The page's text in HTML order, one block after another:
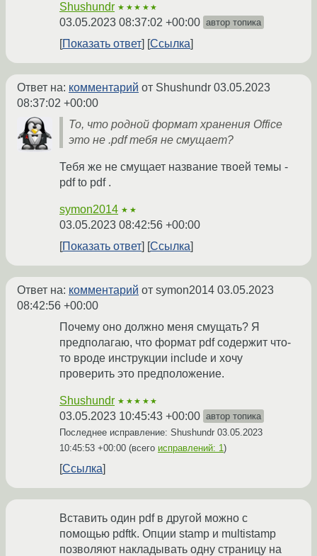
Shushundr ★★★★★
03.05.2023 08:37:02 +00:00 автор топика
Показать ответ Ссылка
Ответ на: комментарий от Shushundr 03.05.2023
08:37:02 +00:00
То, что родной формат хранения Office
это не .pdf тебя не смущает?
Тебя же не смущает название твоей темы -
pdf to pdf .
symon2014 ★★
03.05.2023 08:42:56 +00:00
Показать ответ
Ссылка
Ответ на: комментарий от symon2014 03.05.2023
08:42:56 +00:00
Почему оно должно меня смущать? Я
предполагаю, что формат pdf содержит что-
то вроде инструкции include и хочу
проверить это предположение.
Shushundr ★★★★★
03.05.2023 10:45:43 +00:00 автор топика
Последнее исправление: Shushundr 03.05.2023
10:45:53 +00:00 (всего исправлений: 1)
Ссылка
Вставить один pdf в другой можно с
помощью pdftk. Опции stamp и multistamp
позволяют накладывать одну страницу на